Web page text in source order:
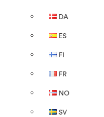
DA
ES
FI
FR
NO
SV